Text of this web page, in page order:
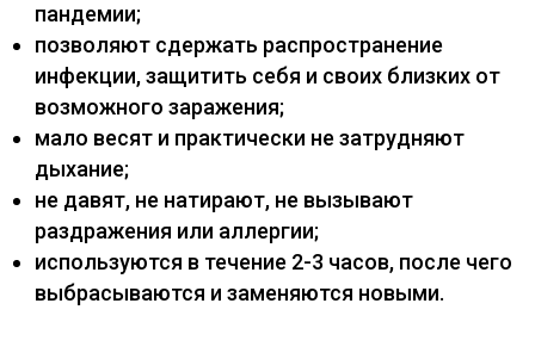
пандемии;
позволяют сдержать распространение
инфекции, защитить себя и своих близких от
возможного заражения;
мало весят и практически не затрудняют
дыхание;
не давят, не натирают, не вызывают
раздражения или аллергии;
используются в течение 2-3 часов, после чего
выбрасываются и заменяются новыми.